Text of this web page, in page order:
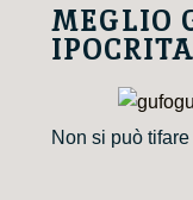
MEGLIO
IPOCRITA
Non si può